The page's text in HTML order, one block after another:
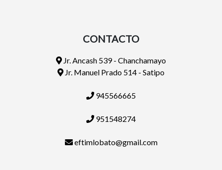
CONTACTO
Jr. Ancash 539 - Chanchamayo
Jr. Manuel Prado 514 - Satipo
945566665
951548274
eftimlobato@gmail.com